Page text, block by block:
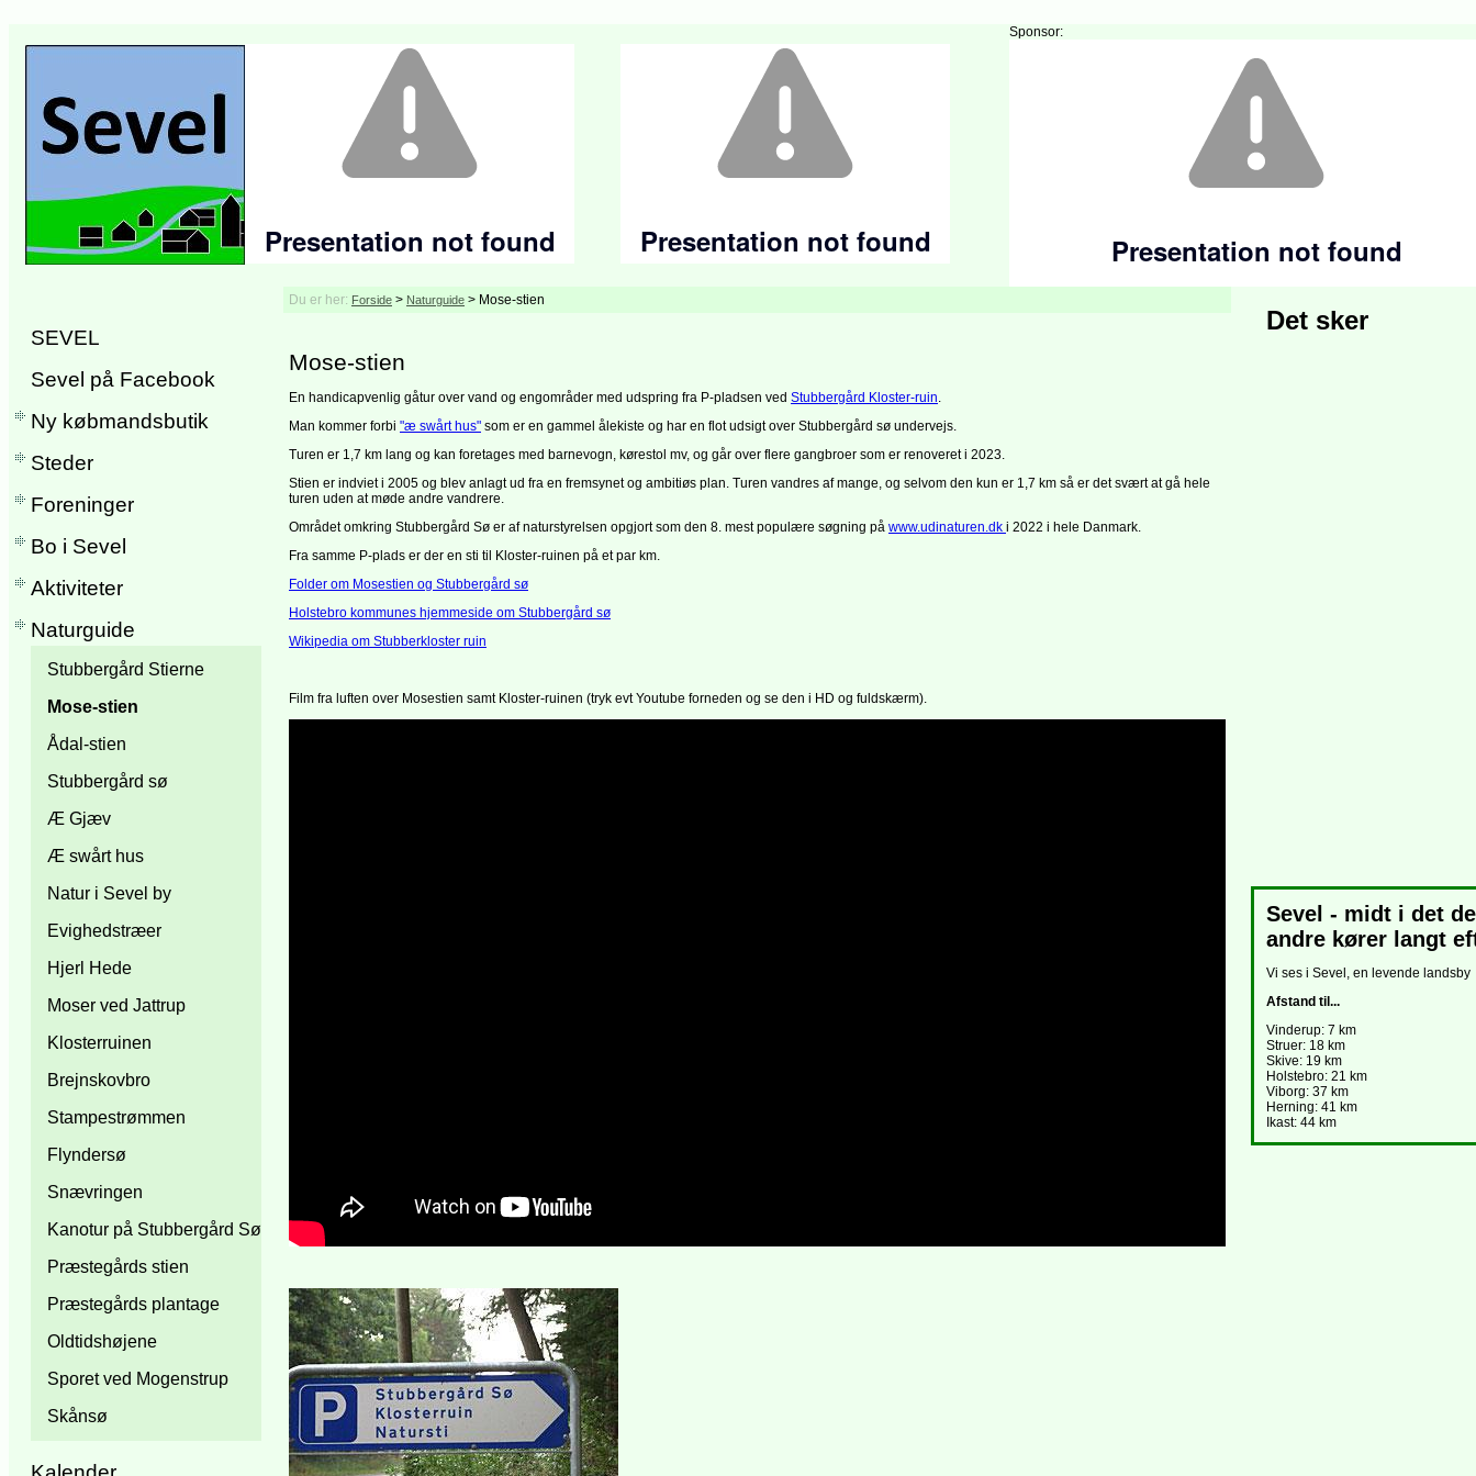
Sponsor:
SEVEL
Sevel på Facebook
Ny købmandsbutik
Steder
Foreninger
Bo i Sevel
Aktiviteter
Naturguide
Stubbergård Stierne
Mose-stien
Ådal-stien
Stubbergård sø
Æ Gjæv
Æ swårt hus
Natur i Sevel by
Evighedstræer
Hjerl Hede
Moser ved Jattrup
Klosterruinen
Brejnskovbro
Stampestrømmen
Flyndersø
Snævringen
Kanotur på Stubbergård Sø
Præstegårds stien
Præstegårds plantage
Oldtidshøjene
Sporet ved Mogenstrup
Skånsø
Du er her: Forside > Naturguide > Mose-stien
Mose-stien
En handicapvenlig gåtur over vand og engområder med udspring fra P-pladsen ved Stubbergård Kloster-ruin.
Man kommer forbi "æ swårt hus" som er en gammel ålekiste og har en flot udsigt over Stubbergård sø undervejs.
Turen er 1,7 km lang og kan foretages med barnevogn, kørestol mv, og går over flere gangbroer som er renoveret i 2023.
Stien er indviet i 2005 og blev anlagt ud fra en fremsynet og ambitiøs plan. Turen vandres af mange, og selvom den kun er 1,7 km så er det svært at gå hele
turen uden at møde andre vandrere.
Området omkring Stubbergård Sø er af naturstyrelsen opgjort som den 8. mest populære søgning på www.udinaturen.dk i 2022 i hele Danmark.
Fra samme P-plads er der en sti til Kloster-ruinen på et par km.
Folder om Mosestien og Stubbergård sø
Holstebro kommunes hjemmeside om Stubbergård sø
Wikipedia om Stubberkloster ruin
Film fra luften over Mosestien samt Kloster-ruinen (tryk evt Youtube forneden og se den i HD og fuldskærm).
Det sker
Sevel - midt i det de
andre kører langt
Vi ses i Sevel, en levende landsby
Afstand til...
Vinderup: 7 km
Struer: 18 km
Skive: 19 km
Holstebro: 21 km
Viborg: 37 km
Herning: 41 km
Ikast: 44 km